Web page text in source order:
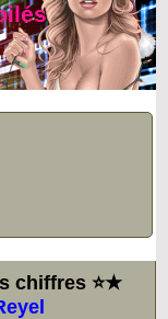
chiffres ⭐★